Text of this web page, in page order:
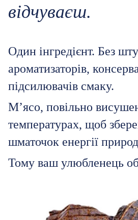
відчуваєш.
Один інгредієнт. Без
ароматизаторів,
підсилювачів смаку.
М’ясо, повільно
температурах, щоб
шматочок енергії
Тому ваш улюбленець